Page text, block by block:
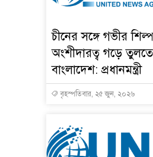
চীনের সঙ্গে গভীর শিল্প
অংশীদারত্ব গড়ে
বাংলাদেশ: প্রধানমন্ত্রী
বৃহস্পতিবার, ২৫ জুন, ২০২৬